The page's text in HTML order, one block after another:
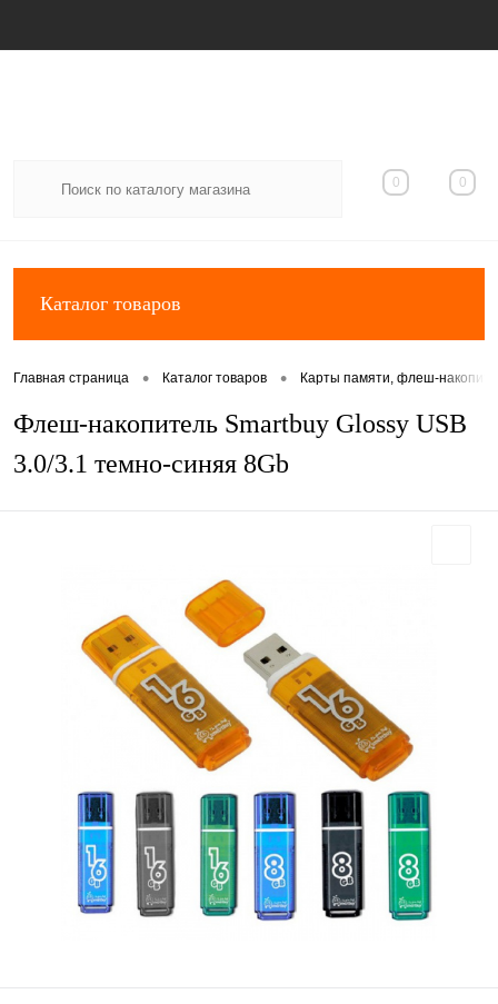
0 0
Каталог товаров
Главная страница • Каталог товаров • Карты памяти, флеш-
Флеш-накопитель Smartbuy Glossy USB
3.0/3.1 темно-синяя 8Gb